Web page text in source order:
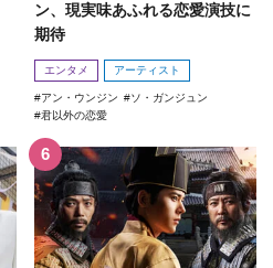
ン、現実味あふれる恋愛演技に
期待
エンタメ アーティスト
アン・ウンジン
ソ・ガンジュン
君以外の恋愛